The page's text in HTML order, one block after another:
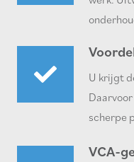
U krijgt
scherpe
VCA-